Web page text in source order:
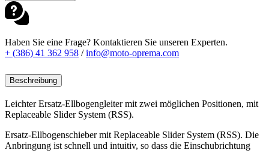
Haben Sie eine Frage? Kontaktieren Sie unseren Experten.
+ (386) 41 362 958 /info@moto-oprema.com
Beschreibung
Leichter Ersatz-Ellbogengleiter mit zwei möglichen Positionen, mit
Replaceable Slider System (RSS).
Ersatz-Ellbogenschieber mit Replaceable Slider System (RSS). Die
Anbringung ist schnell und intuitiv, so dass die Einschubrichtung